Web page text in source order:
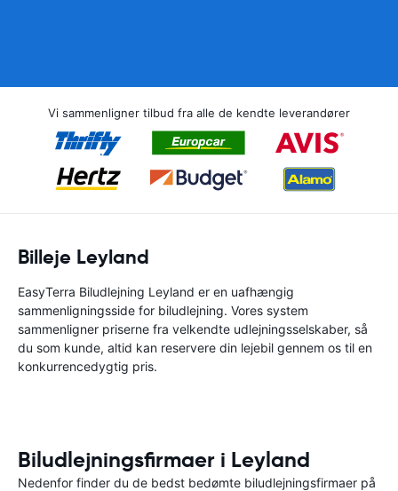
Vi sammenligner tilbud fra alle de kendte leverandører
Billeje Leyland
EasyTerra Biludlejning Leyland er en uafhængig
sammenligningsside for biludlejning. Vores system
sammenligner priserne fra velkendte udlejningsselskaber, så
du som kunde, altid kan reservere din lejebil gennem os til en
konkurrencedygtig pris.
Biludlejningsfirmaer i Leyland
Nedenfor finder du de bedst bedømte biludlejningsfirmaer på